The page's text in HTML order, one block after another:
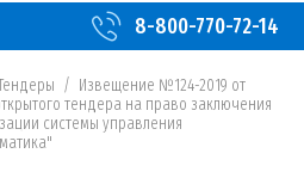
8-800-770-72-14
/ Извещение №124-2019 от
тендера на право заключения
системы управления